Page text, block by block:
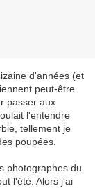
d'années (et
peut-être
passer aux
l'entendre
tellement je
poupées.
photographes du
l'été. Alors j'ai